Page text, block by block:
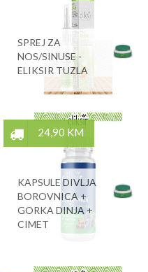
SPREJ ZA
NOS/SINUSE -
ELIKSIR TUZLA
24,90 KM
KAPSULE DIVLJA
BOROVNICA +
GORKA DINJA +
CIMET